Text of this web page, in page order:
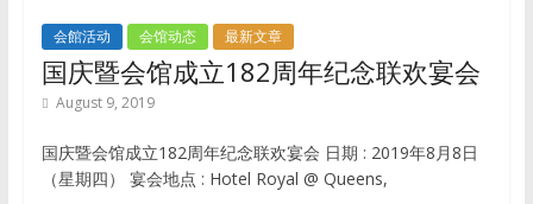
会館活动 会馆动态 最新文章
国庆暨会馆成立182周年纪念联欢宴会
August 9, 2019
国庆暨会馆成立182周年纪念联欢宴会 日期 : 2019年8月8日
（星期四） 宴会地点 : Hotel Royal @ Queens,